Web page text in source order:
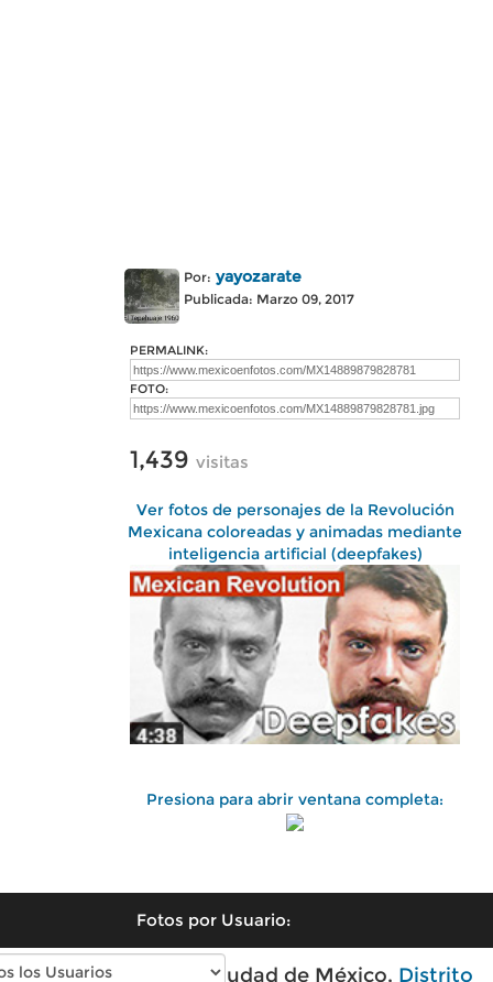
Por: yayozarate
Publicada: Marzo 09, 2017
PERMALINK:
FOTO:
1,439 visitas
Ver fotos de personajes de la Revolución
Mexicana coloreadas y animadas mediante
inteligencia artificial (deepfakes)
Presiona para abrir ventana completa:
Fotos por Usuario:
Fotos antiguas de Ciudad de México, Distrito